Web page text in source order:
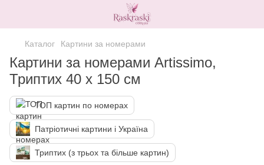
Каталог Картини за номерами
Картини за номерами Artissimo,
Триптих 40 х 150 см
ТОП картин по номерах
Патріотичні картини і Україна
Триптих (з трьох та більше картин)